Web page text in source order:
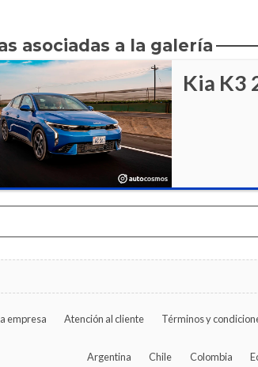
asociadas a la galería
Kia K3
empresa Atención al cliente Términos y
Argentina Chile Colombia